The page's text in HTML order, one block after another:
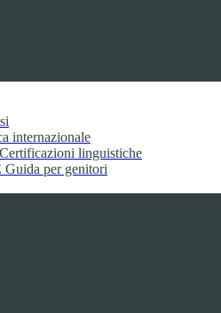
internazionale
linguistiche
per genitori